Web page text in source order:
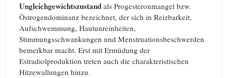
Ungleichgewichtszustand als Progesteronmangel bzw.
Östrogendominanz bezeichnet, der sich in Reizbarkeit,
Aufschwemmung, Hautunreinheiten,
Stimmungsschwankungen und Menstruationsbeschwerden
bemerkbar macht. Erst mit Ermüdung der
Estradiolproduktion treten auch die charakteristischen
Hitzewallungen hinzu.